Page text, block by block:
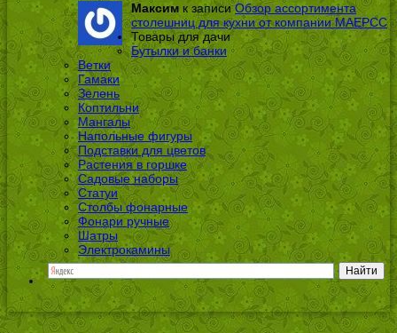
Максимк записиОбзор ассортимента
столешниц для кухни от компании МАЕРСС
Товары для дачи
Бутылки и банки
Ветки
Гамаки
Зелень
Коптильни
Мангалы
Напольные фигуры
Подставки для цветов
Растения в горшке
Садовые наборы
Статуи
Столбы фонарные
Фонари ручные
Шатры
Электрокамины